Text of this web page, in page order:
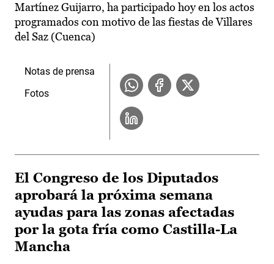
Martínez Guijarro, ha participado hoy en los actos
programados con motivo de las fiestas de Villares
del Saz (Cuenca)
Notas de prensa
Fotos
El Congreso de los Diputados
aprobará la próxima semana
ayudas para las zonas afectadas
por la gota fría como Castilla-La
Mancha